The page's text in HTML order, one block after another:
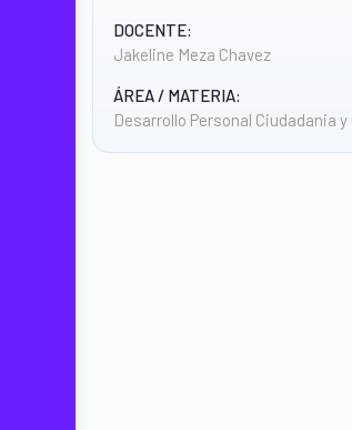
DOCENTE:
Jakeline Meza Chavez
ÁREA / MATERIA:
Desarrollo Personal Ciudadania y